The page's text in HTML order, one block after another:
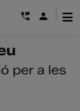
per a les